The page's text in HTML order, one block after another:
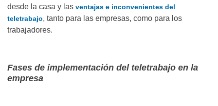
desde la casa y las ventajas e inconvenientes del
teletrabajo, tanto para las empresas, como para los
trabajadores.
Fases de implementación del teletrabajo en la
empresa